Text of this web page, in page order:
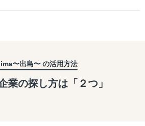
〜出島〜 の活用方法
業の探し方は「２つ」